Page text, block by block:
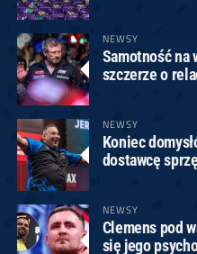
NEWSY
Samotność na
szczerze o
NEWSY
Koniec
dostawcę
NEWSY
Clemens pod
się jego